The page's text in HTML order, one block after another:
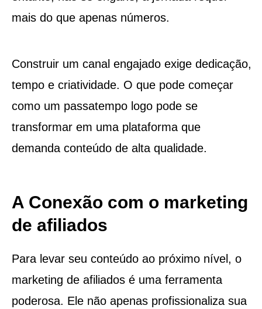
mais do que apenas números.
Construir um canal engajado exige dedicação,
tempo e criatividade. O que pode começar
como um passatempo logo pode se
transformar em uma plataforma que
demanda conteúdo de alta qualidade.
A Conexão com o marketing
de afiliados
Para levar seu conteúdo ao próximo nível, o
marketing de afiliados é uma ferramenta
poderosa. Ele não apenas profissionaliza sua